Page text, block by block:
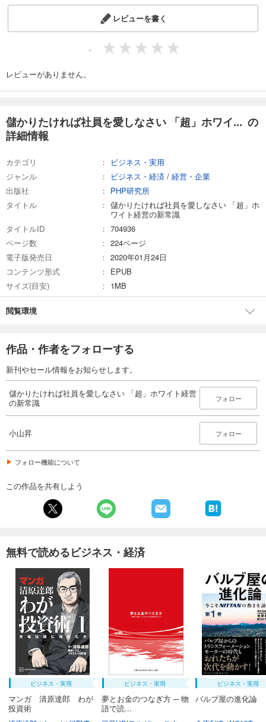
レビューを書く
-
レビューがありません。
儲かりたければ社員を愛しなさい 「超」ホワイ... の
詳細情報
カテゴリ
ビジネス・実用
ジャンル
ビジネス・経済 / 経営・企業
出版社
PHP研究所
タイトル
儲かりたければ社員を愛しなさい 「超」ホ
ワイト経営の新常識
タイトルID
704936
ページ数
224ページ
電子版発売日
2020年01月24日
コンテンツ形式
EPUB
サイズ(目安)
1MB
閲覧環境
作品・作者をフォローする
新刊やセール情報をお知らせします。
儲かりたければ社員を愛しなさい 「超」ホワイト経営
の新常識
フォロー
小山昇 フォロー
フォロー機能について
この作品を共有しよう
無料で読めるビジネス・経済
ビジネス・実用
マンガ 清原達郎 わが
投資術
ビジネス・実用
夢とお金のつなぎ方 ─ 物
語で読...
ビジネス・実用
バルブ屋の進化論